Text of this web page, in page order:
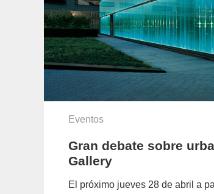
Eventos
Gran debate sobre
Gallery
El próximo jueves 28 de abril a